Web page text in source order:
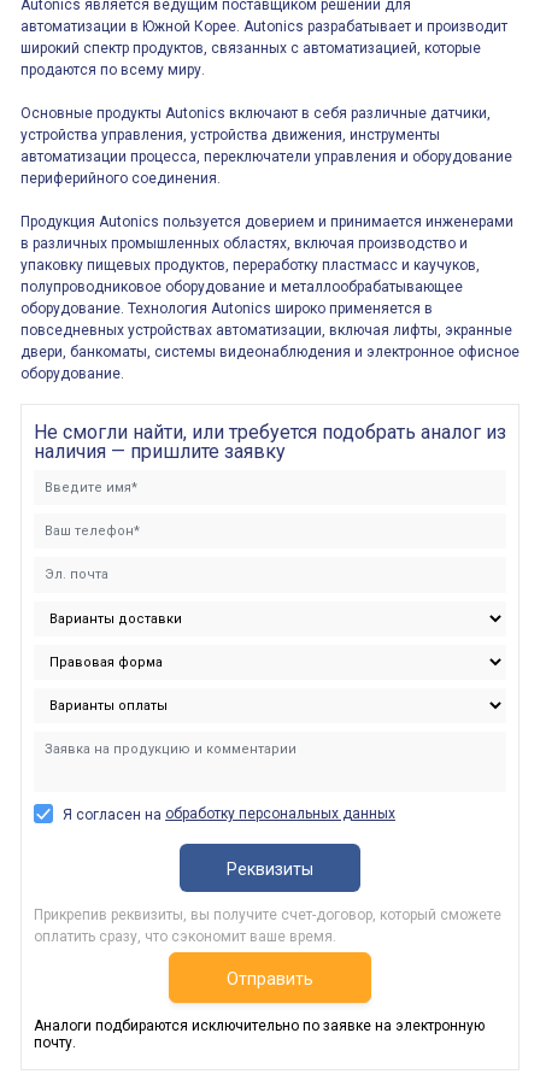
Autonics является ведущим поставщиком решений для
автоматизации в Южной Корее. Autonics разрабатывает и производит
широкий спектр продуктов, связанных с автоматизацией, которые
продаются по всему миру.
Основные продукты Autonics включают в себя различные датчики,
устройства управления, устройства движения, инструменты
автоматизации процесса, переключатели управления и оборудование
периферийного соединения.
Продукция Autonics пользуется доверием и принимается инженерами
в различных промышленных областях, включая производство и
упаковку пищевых продуктов, переработку пластмасс и каучуков,
полупроводниковое оборудование и металлообрабатывающее
оборудование. Технология Autonics широко применяется в
повседневных устройствах автоматизации, включая лифты, экранные
двери, банкоматы, системы видеонаблюдения и электронное офисное
оборудование.
Не смогли найти, или требуется подобрать аналог из
наличия — пришлите заявку
Я согласен на обработку персональных данных
Реквизиты
Прикрепив реквизиты, вы получите счет-договор, который сможете
оплатить сразу, что сэкономит ваше время.
Отправить
Аналоги подбираются исключительно по заявке на электронную
почту.